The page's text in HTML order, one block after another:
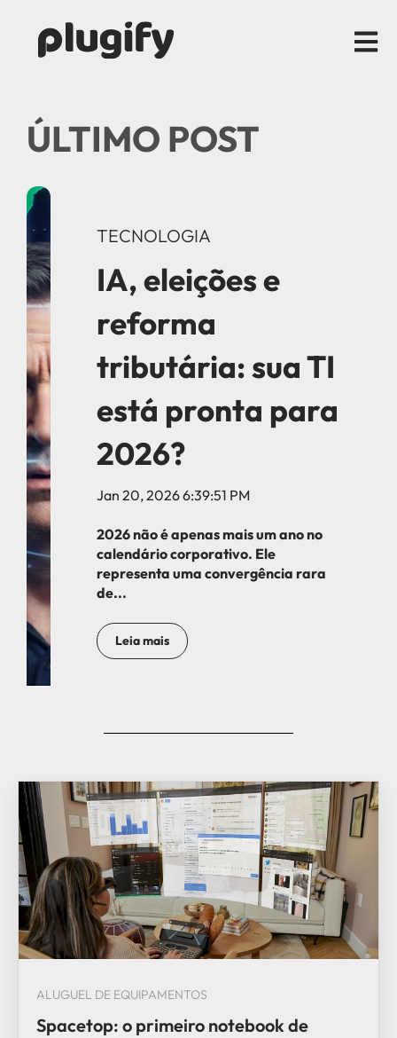
Open
ÚLTIMO POST
TECNOLOGIA
IA, eleições e
reforma
tributária: sua TI
está pronta para
2026?
Jan 20, 2026 6:39:51 PM
2026 não é apenas mais um ano no
calendário corporativo. Ele
representa uma convergência rara
de...
Leia mais
ALUGUEL DE EQUIPAMENTOS
Spacetop: o primeiro notebook de